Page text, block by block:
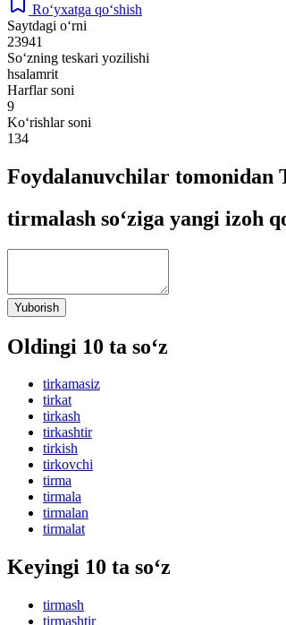
Ro‘yxatga qo‘shish
Saytdagi o‘rni
23941
So‘zning teskari yozilishi
hsalamrit
Harflar soni
9
Ko‘rishlar soni
134
Foydalanuvchilar tomonidan
tirmalash so‘ziga yangi izoh
Yuborish
Oldingi 10 ta so‘z
tirkamasiz
tirkat
tirkash
tirkashtir
tirkish
tirkovchi
tirma
tirmala
tirmalan
tirmalat
Keyingi 10 ta so‘z
tirmash
tirmashtir